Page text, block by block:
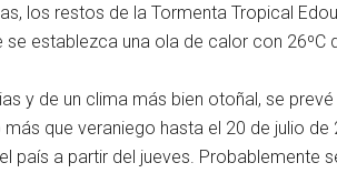
los restos de la Tormenta Tropical
establezca una ola de calor con 26ºC
y de un clima más bien otoñal, se
que veraniego hasta el 20 de julio de
país a partir del jueves. Probablemente